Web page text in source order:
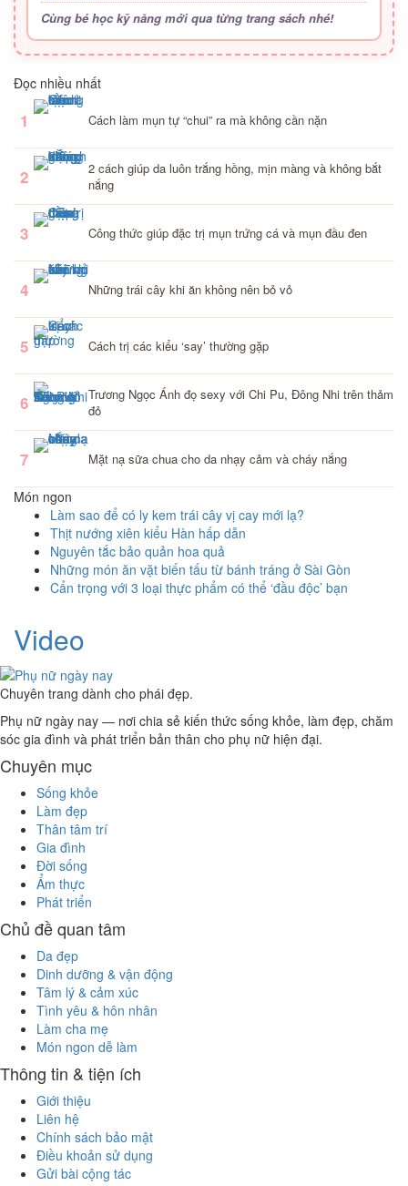
Cùng bé học kỹ năng mới qua từng trang sách nhé!
Đọc nhiều nhất
1 Cách làm mụn tự “chui” ra mà không cần nặn
2
2 cách giúp da luôn trắng hồng, mịn màng và không bắt
nắng
3 Công thức giúp đặc trị mụn trứng cá và mụn đầu đen
4 Những trái cây khi ăn không nên bỏ vỏ
5 Cách trị các kiểu ‘say’ thường gặp
6
Trương Ngọc Ánh đọ sexy với Chi Pu, Đông Nhi trên thảm
đỏ
7 Mặt nạ sữa chua cho da nhạy cảm và cháy nắng
Món ngon
Làm sao để có ly kem trái cây vị cay mới lạ?
Thịt nướng xiên kiểu Hàn hấp dẫn
Nguyên tắc bảo quản hoa quả
Những món ăn vặt biến tấu từ bánh tráng ở Sài Gòn
Cẩn trọng với 3 loại thực phẩm có thể ‘đầu độc’ bạn
Video
Chuyên trang dành cho phái đẹp.
Phụ nữ ngày nay — nơi chia sẻ kiến thức sống khỏe, làm đẹp, chăm
sóc gia đình và phát triển bản thân cho phụ nữ hiện đại.
Chuyên mục
Sống khỏe
Làm đẹp
Thân tâm trí
Gia đình
Đời sống
Ẩm thực
Phát triển
Chủ đề quan tâm
Da đẹp
Dinh dưỡng & vận động
Tâm lý & cảm xúc
Tình yêu & hôn nhân
Làm cha mẹ
Món ngon dễ làm
Thông tin & tiện ích
Giới thiệu
Liên hệ
Chính sách bảo mật
Điều khoản sử dụng
Gửi bài cộng tác